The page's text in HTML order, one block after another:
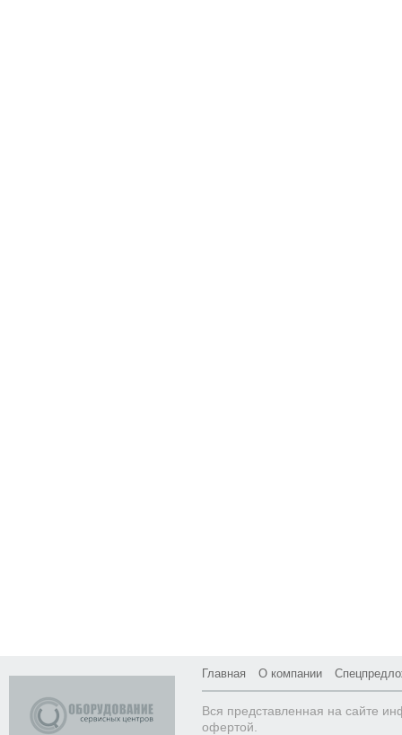
Главная О компании
Вся представленная на сайте
офертой.